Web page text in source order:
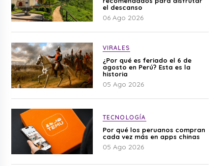
el descanso
06 Ago 2026
VIRALES
¿Por qué es feriado el 6 de
agosto en Perú? Esta es la
historia
05 Ago 2026
TECNOLOGÍA
Por qué los peruanos compran
cada vez más en apps chinas
05 Ago 2026